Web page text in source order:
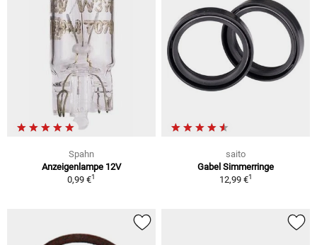
Spahn
Anzeigenlampe 12V
0,99 €1
saito
Gabel Simmerringe
12,99 €1